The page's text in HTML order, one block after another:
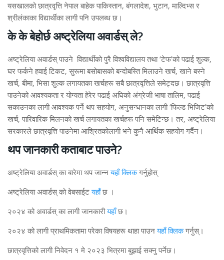
यसखालको छात्रवृत्ति नेपाल बाहेक पाकिस्तान, बंगलादेश, भुटान, माल्दिभ्स र
श्रीलंकाका विद्यार्थीका लागी पनि उपलब्ध छ।
के के बेहोर्छ अष्ट्रेलिया अवार्डस् ले?
अष्ट्रेलिया अवार्डस् पाउने विद्यार्थीको पुरै विश्वविद्यालय तथा ‘टेफ’को पढाई शुल्क,
घर फर्कने हवाई टिकट, सुरूमा बसोबासको बन्दोबस्ति मिलाउने खर्च, खाने बस्ने
खर्च, बीमा, भिसा शुल्क लगायतका खर्चहरू सबै छात्रवृत्तिले समेट्दछ। छात्रवृत्ति
पाउनेको आवश्यकता र योग्यता हेरेर पढाई अघिको अंग्रेजी भाषा तालिम, पढाई
सकाउनका लागी आवश्यक पर्ने थप सहयोग, अनुसन्धानका लागी ‘फिल्ड भिजिट’को
खर्च, पारिवारिक मिलनको खर्च लगायतका खर्चहरू पनि समेटिन्छ। तर, अष्ट्रेलिया
सरकारले छात्रवृत्ति पाउनेमा आश्रितकोलागी भने कुनै आर्थिक सहयोग गर्दैन।
थप जानकारी कताबाट पाउने?
अष्ट्रेलिया अवार्डस् का बारेमा थप जान्नयहाँ क्लिकगर्नुहोस्
अष्ट्रेलिया अवार्डस् को वेबसाईटयहाँछ ।
२०२४ को अवार्डस् का लागी जानकारीयहाँछ।
२०२४ को लागी प्राथमिकतामा परेका विषयहरू थाहा पाउनयहाँ क्लिकगर्नुस्।
छात्रवृत्तिको लागी निवेदन १ मे २०२३ भित्रमा बुझाई सक्नु पर्नेछ।